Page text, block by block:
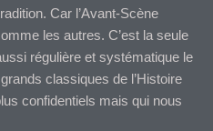
Car l’Avant-Scène
les autres. C’est la seule
régulière et systématique le
classiques de l’Histoire
confidentiels mais qui nous